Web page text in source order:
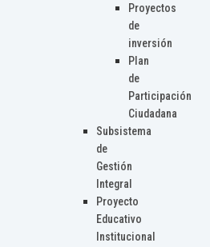
Proyectos
de
inversión
Plan
de
Participación
Ciudadana
Subsistema
de
Gestión
Integral
Proyecto
Educativo
Institucional